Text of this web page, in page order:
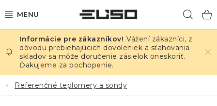
na
ELEKTRINA
TEPLOTA A VLHKOSŤ
TLAK A ÚNIKY
Vážení zákazníci, z
dôvodu prebiehajúcich dovoleniek a sťahovania
skladov sa môže doručenie zásielok oneskoriť.
Ďakujeme za pochopenie.
Referenčné teplomery a sondy